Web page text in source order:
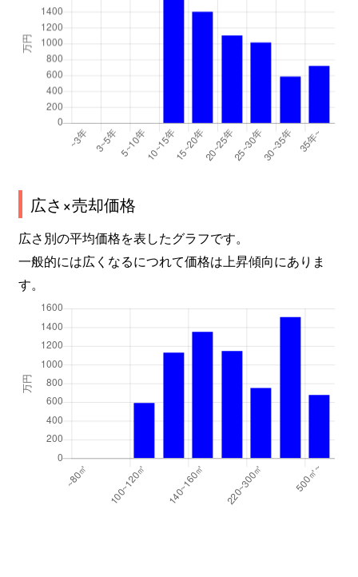
広さ×売却価格
広さ別の平均価格を表したグラフです。
一般的には広くなるにつれて価格は上昇傾向にありま
す。